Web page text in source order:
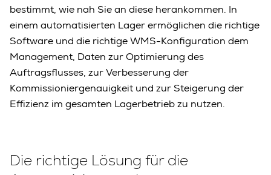
bestimmt, wie nah Sie an diese herankommen. In
einem automatisierten Lager ermöglichen die richtige
Software und die richtige WMS-Konfiguration dem
Management, Daten zur Optimierung des
Auftragsflusses, zur Verbesserung der
Kommissioniergenauigkeit und zur Steigerung der
Effizienz im gesamten Lagerbetrieb zu nutzen.
Die richtige Lösung für die